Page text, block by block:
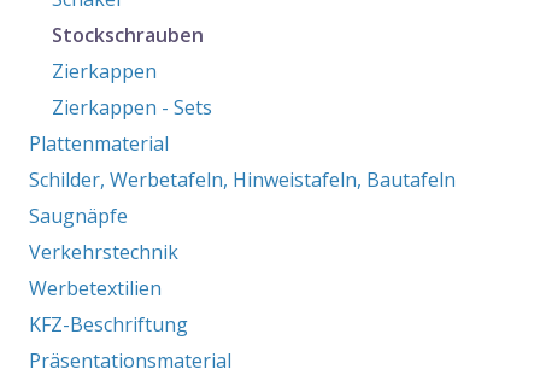
Stockschrauben
Zierkappen
Zierkappen - Sets
Plattenmaterial
Schilder, Werbetafeln, Hinweistafeln, Bautafeln
Saugnäpfe
Verkehrstechnik
Werbetextilien
KFZ-Beschriftung
Präsentationsmaterial